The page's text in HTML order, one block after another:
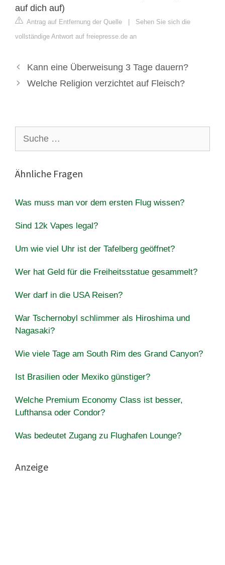
auf dich auf)
Antrag auf Entfernung der Quelle | Sehen Sie sich die
vollständige Antwort auf freiepresse.de an
Kann eine Überweisung 3 Tage dauern?
Welche Religion verzichtet auf Fleisch?
nach:
Ähnliche Fragen
Was muss man vor dem ersten Flug wissen?
Sind 12k Vapes legal?
Um wie viel Uhr ist der Tafelberg geöffnet?
Wer hat Geld für die Freiheitsstatue gesammelt?
Wer darf in die USA Reisen?
War Tschernobyl schlimmer als Hiroshima und
Nagasaki?
Wie viele Tage am South Rim des Grand Canyon?
Ist Brasilien oder Mexiko günstiger?
Welche Premium Economy Class ist besser,
Lufthansa oder Condor?
Was bedeutet Zugang zu Flughafen Lounge?
Anzeige